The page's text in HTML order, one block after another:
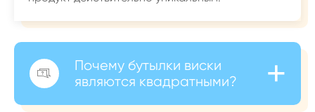

Почему бутылки виски
являются квадратными?
+